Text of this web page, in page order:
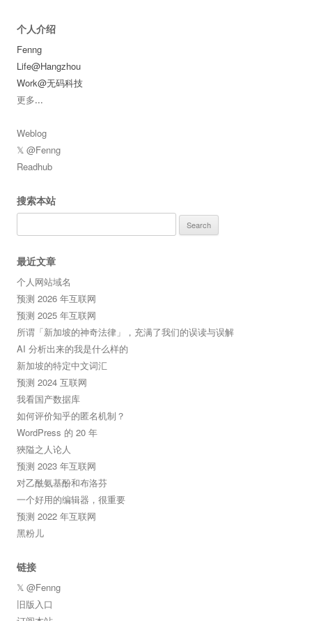
个人介绍
Fenng
Life@Hangzhou
Work@无码科技
更多...
Weblog
𝕏 @Fenng
Readhub
搜索本站
for:
最近文章
个人网站域名
预测 2026 年互联网
预测 2025 年互联网
所谓「新加坡的神奇法律」，充满了我们的误读与误解
AI 分析出来的我是什么样的
新加坡的特定中文词汇
预测 2024 互联网
我看国产数据库
如何评价知乎的匿名机制？
WordPress 的 20 年
狹隘之人论人
预测 2023 年互联网
对乙酰氨基酚和布洛芬
一个好用的编辑器，很重要
预测 2022 年互联网
黑粉儿
链接
𝕏 @Fenng
旧版入口